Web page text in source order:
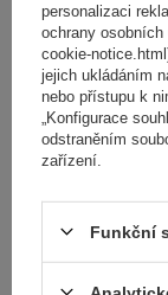
Střešní nosič
2 189,00 Kčs
Produkt
personalizaci
ochrany
cookie-
jejich ukládáním
nebo přístupu k
„Konfigurace
odstraněním
zařízení.
Funkční